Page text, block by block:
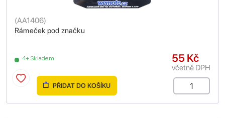
Rámeček pod značku
(AA1406)
4+ Skladem 55 Kč
včetně DPH
PŘIDAT DO KOŠÍKU